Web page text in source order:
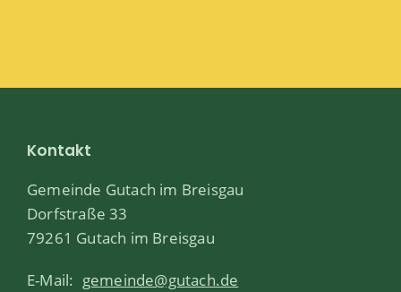
Kontakt
Gemeinde Gutach im Breisgau
Dorfstraße 33
79261 Gutach im Breisgau
E-Mail: gemeinde@gutach.de